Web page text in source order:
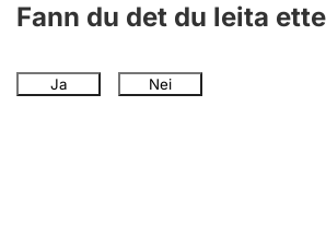
Fann du det du leita
Ja Nei